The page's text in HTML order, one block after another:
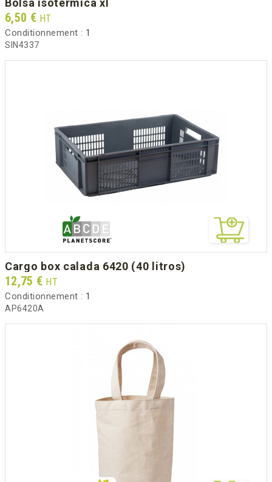
bolsa isotérmica xl
Prix
6,50 € HT
Conditionnement : 1
SIN4337
cargo box calada 6420 (40 litros)
Prix
12,75 € HT
Conditionnement : 1
AP6420A